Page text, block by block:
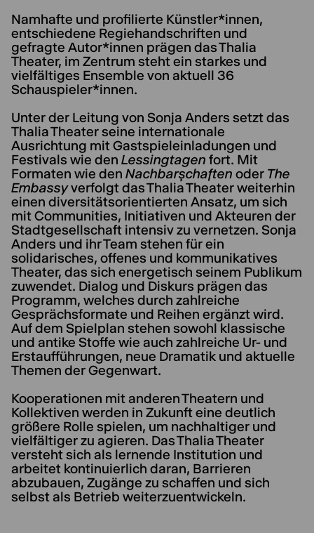
Namhafte und profilierte Künstler*innen,
entschiedene Regiehandschriften und
gefragte Autor*innen prägen das Thalia
Theater, im Zentrum steht ein starkes und
vielfältiges Ensemble von aktuell 36
Schauspieler*innen.
Unter der Leitung von Sonja Anders setzt das
Thalia Theater seine internationale
Ausrichtung mit Gastspieleinladungen und
Festivals wie den Lessingtagen fort. Mit
Formaten wie den Nachbarşchaften oder The
Embassyverfolgt das Thalia Theater weiterhin
einen diversitätsorientierten Ansatz, um sich
mit Communities, Initiativen und Akteuren der
Stadtgesellschaft intensiv zu vernetzen. Sonja
Anders und ihr Team stehen für ein
solidarisches, offenes und kommunikatives
Theater, das sich energetisch seinem Publikum
zuwendet. Dialog und Diskurs prägen das
Programm, welches durch zahlreiche
Gesprächsformate und Reihen ergänzt wird.
Auf dem Spielplan stehen sowohl klassische
und antike Stoffe wie auch zahlreiche Ur- und
Erstaufführungen, neue Dramatik und aktuelle
Themen der Gegenwart.
Kooperationen mit anderen Theatern und
Kollektiven werden in Zukunft eine deutlich
größere Rolle spielen, um nachhaltiger und
vielfältiger zu agieren. Das Thalia Theater
versteht sich als lernende Institution und
arbeitet kontinuierlich daran, Barrieren
abzubauen, Zugänge zu schaffen und sich
selbst als Betrieb weiterzuentwickeln.